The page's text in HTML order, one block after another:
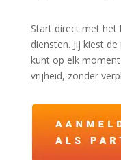
Start direct met het
diensten. Jij kiest
kunt op elk
vrijheid, zonder